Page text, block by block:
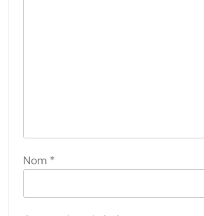
Nom *